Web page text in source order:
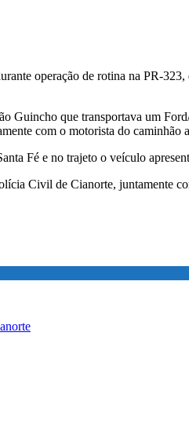
operação de rotina na PR-
Guincho que transportava um
com o motorista do caminhão
Fé e no trajeto o veículo
Civil de Cianorte, juntamente